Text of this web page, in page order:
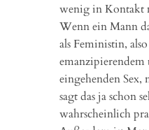
wenig in Kontakt
Wenn ein Mann
als Feministin,
emanzipierendem
eingehenden Sex,
sagt das ja schon
wahrscheinlich